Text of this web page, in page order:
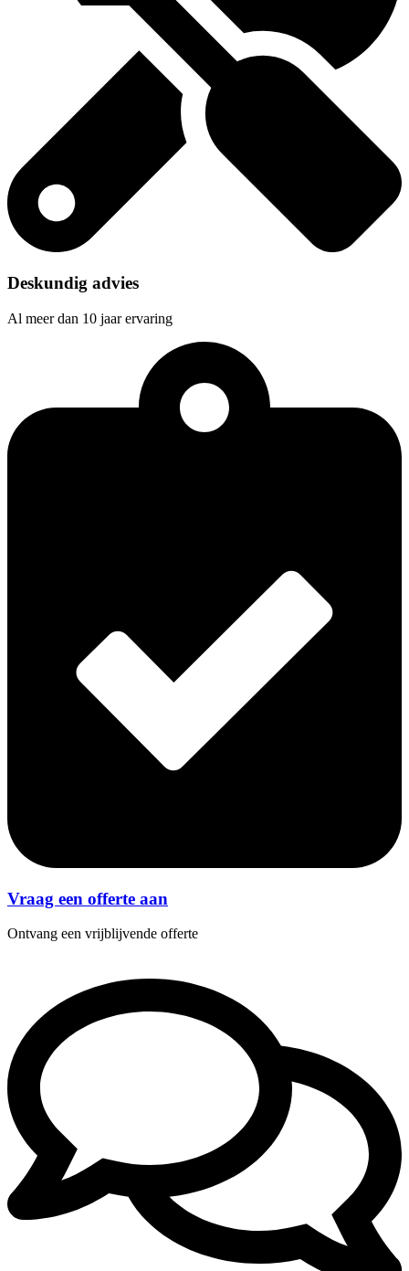
Deskundig advies
Al meer dan 10 jaar ervaring
Vraag een offerte aan
Ontvang een vrijblijvende offerte